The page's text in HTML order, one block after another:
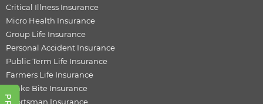
Critical Illness Insurance
Micro Health Insurance
Group Life Insurance
Personal Accident Insurance
Public Term Life Insurance
Farmers Life Insurance
Snake Bite Insurance
Sportsman Insurance